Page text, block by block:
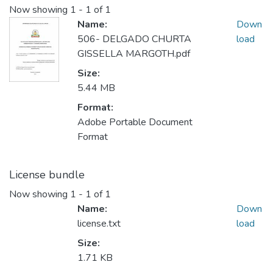
Now showing 1 - 1 of 1
Name:
506- DELGADO CHURTA
GISSELLA MARGOTH.pdf
Size:
5.44 MB
Format:
Adobe Portable Document
Format
Down
load
License bundle
Now showing 1 - 1 of 1
Name:
license.txt
Size:
1.71 KB
Down
load